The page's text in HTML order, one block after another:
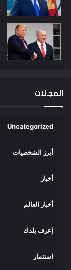
المجالات
Uncategorized
أبرز الشخصيات
أخبار
أخبار العالم
إعرف بلدك
استثمار